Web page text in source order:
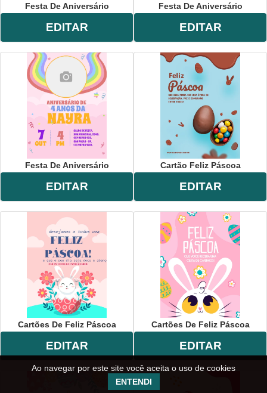
Festa De Aniversário
EDITAR
Festa De Aniversário
EDITAR
Festa De Aniversário
EDITAR
Cartão Feliz Páscoa
EDITAR
Cartões De Feliz Páscoa
EDITAR
Cartões De Feliz Páscoa
EDITAR
Ao navegar por este site você aceita o uso de cookies
ENTENDI